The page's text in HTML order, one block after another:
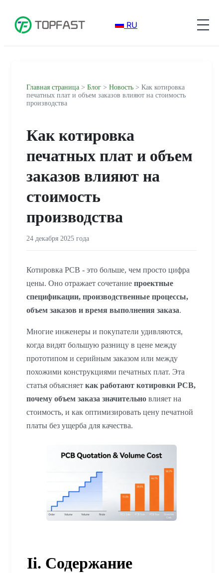
RU
Главная страница > Блог > Новость > Как котировка
печатных плат и объем заказов влияют на стоимость
производства
Как котировка
печатных плат и объем
заказов влияют на
стоимость
производства
24 декабря 2025 года
Котировка PCB - это больше, чем просто цифра
цены. Оно отражает сочетание проектные
спецификации, производственные процессы,
объем заказов и время выполнения заказа.
Многие инженеры и покупатели удивляются,
когда видят большую разницу в цене между
прототипом и серийным заказом или между
похожими конструкциями печатных плат. Эта
статья объясняет как работают котировки PCB,
почему объем заказа значительно влияет на
стоимость, и как оптимизировать цену печатной
платы без ущерба для качества.
Ii. Содержание